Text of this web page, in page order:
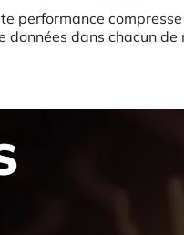
performance
données dans chacun